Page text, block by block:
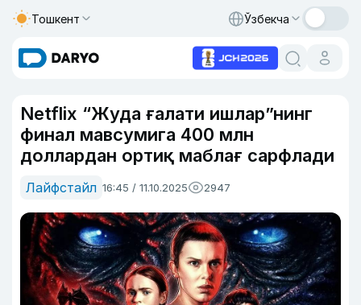
Тошкент Ўзбекча
Netflix “Жуда ғалати ишлар”нинг
финал мавсумига 400 млн
доллардан ортиқ маблағ сарфлади
Лайфстайл 16:45 / 11.10.2025 2947